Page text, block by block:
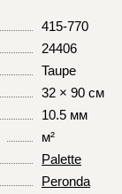
415-770
24406
Taupe
32 × 90 см
10.5 мм
м²
Palette
Peronda